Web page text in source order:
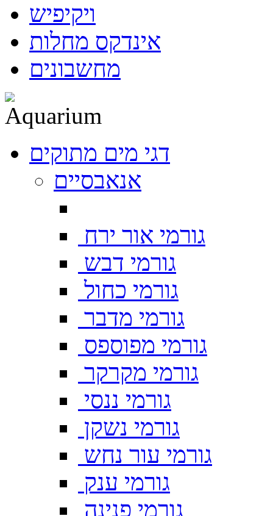
ויקיפיש
אינדקס מחלות
מחשבונים
דגי מים מתוקים
אנאבסיים
גורמי אור ירח
גורמי דבש
גורמי כחול
גורמי מדבר
גורמי מפוספס
גורמי מקרקר
גורמי ננסי
גורמי נשקן
גורמי עור נחש
גורמי ענק
גורמי פנינה